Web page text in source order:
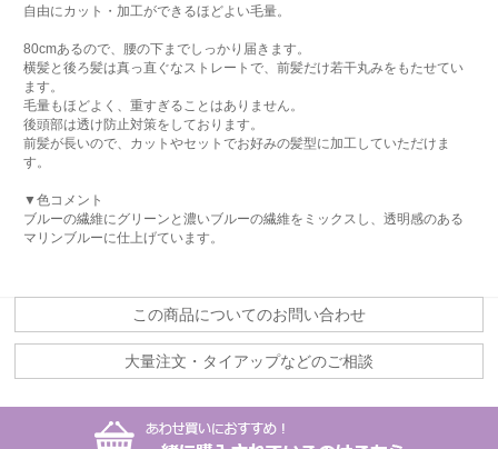
自由にカット・加工ができるほどよい毛量。
80cmあるので、腰の下までしっかり届きます。
横髪と後ろ髪は真っ直ぐなストレートで、前髪だけ若干丸みをもたせてい
ます。
毛量もほどよく、重すぎることはありません。
後頭部は透け防止対策をしております。
前髪が長いので、カットやセットでお好みの髪型に加工していただけま
す。
▼色コメント
ブルーの繊維にグリーンと濃いブルーの繊維をミックスし、透明感のある
マリンブルーに仕上げています。
この商品についてのお問い合わせ
大量注文・タイアップなどのご相談